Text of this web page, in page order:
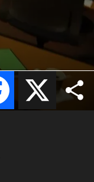
X
Facebook